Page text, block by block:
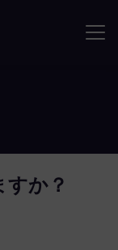
か？